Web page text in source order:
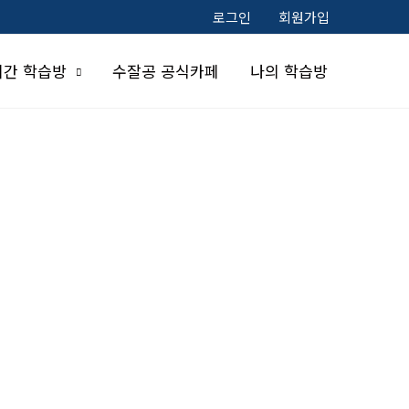
로그인 회원가입
간 학습방 수잘공 공식카페 나의 학습방